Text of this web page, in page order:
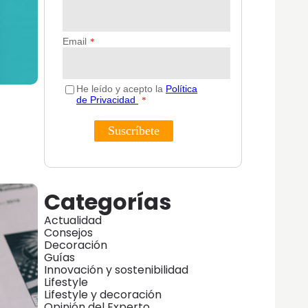
Categorías
Actualidad
Consejos
Decoración
Guías
Innovación y sostenibilidad
Lifestyle
Lifestyle y decoración